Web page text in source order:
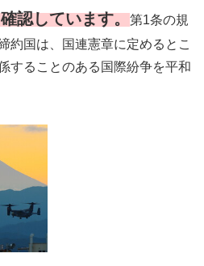
認しています。第1条の規
約国は、国連憲章に定めるとこ
することのある国際紛争を平和